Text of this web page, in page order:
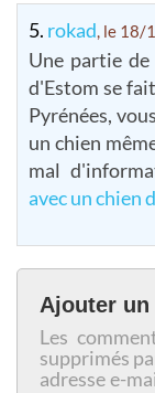
5. rokad, le 18/
Une partie
d'Estom se
Pyrénées,
un chien
mal
avec un chien
Ajouter
Les
supprimés
adresse e-